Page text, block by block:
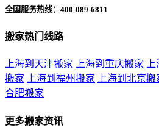
全国服务热线：400-089-6811
搬家热门线路
上海到天津搬家 上海到重庆搬家 上
搬家 上海到福州搬家 上海到北京搬
合肥搬家
更多搬家资讯